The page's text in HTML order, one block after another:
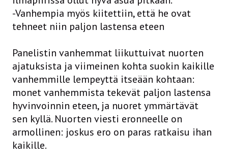
-Vanhempia myös kiitettiin, että he ovat
tehneet niin paljon lastensa eteen
Panelistin vanhemmat liikuttuivat nuorten
ajatuksista ja viimeinen kohta suokin kaikille
vanhemmille lempeyttä itseään kohtaan:
monet vanhemmista tekevät paljon lastensa
hyvinvoinnin eteen, ja nuoret ymmärtävät
sen kyllä. Nuorten viesti eronneelle on
armollinen: joskus ero on paras ratkaisu ihan
kaikille.